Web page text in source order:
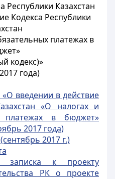
Республики Казахстан
Кодекса Республики
платежах в
кодекс)»
года)
введении в действие
«О налогах и
платежах в бюджет»
2017 года)
2017 г.)
записка к проекту
РК о проекте